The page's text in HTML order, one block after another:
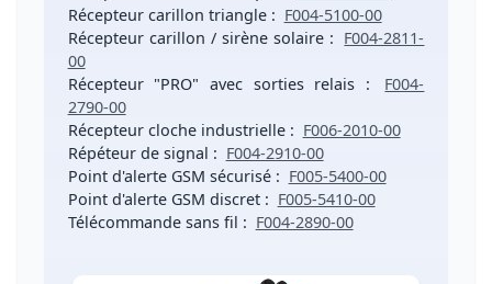
Récepteur carillon triangle: F004-5100-00
Récepteur carillon / sirène solaire : F004-2811-
00
Récepteur "PRO" avec sorties relais :
F004-
2790-00
Récepteur cloche industrielle: F006-2010-00
Répéteur de signal : F004-2910-00
Point d'alerte GSM sécurisé: F005-5400-00
Point d'alerte GSM discret: F005-5410-00
Télécommande sans fil : F004-2890-00